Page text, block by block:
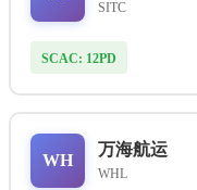
SITC
SCAC: 12PD
WH
万海航运
WHL